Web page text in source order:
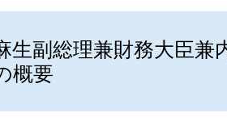
生副総理兼財務大臣兼
概要